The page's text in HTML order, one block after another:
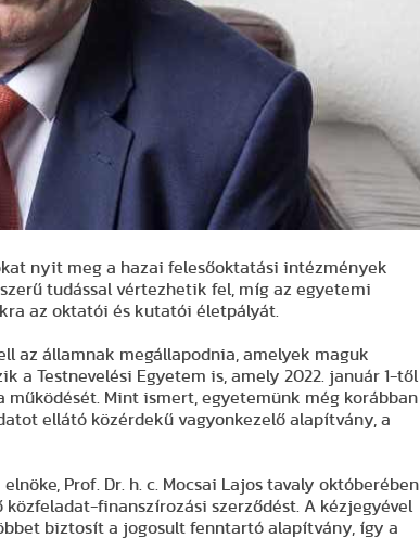
nyit meg a hazai felesőoktatási intézmények
tudással vértezhetik fel, míg az egyetemi
az oktatói és kutatói életpályát.
az államnak megállapodnia, amelyek maguk
Testnevelési Egyetem is, amely 2022. január 1-től
Mint ismert, egyetemünk még korábban
ellátó közérdekű vagyonkezelő alapítvány, a
Prof. Dr. h. c. Mocsai Lajos tavaly októberében
finanszírozási szerződést. A kézjegyével
biztosít a jogosult fenntartó alapítvány, így a